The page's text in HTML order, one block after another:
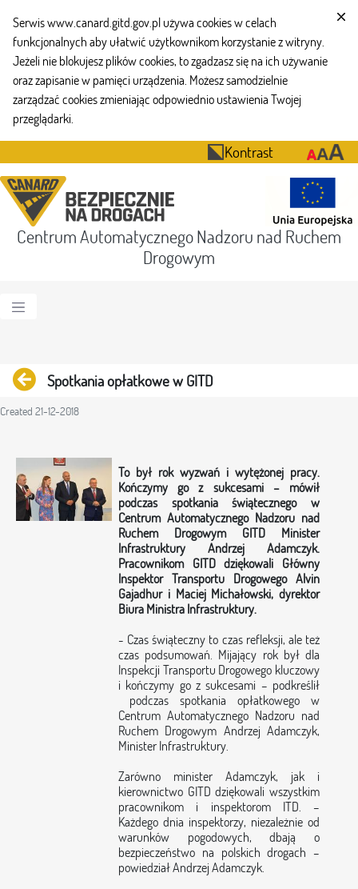
Serwis www.canard.gitd.gov.pl używa cookies w celach
funkcjonalnych aby ułatwić użytkownikom korzystanie z witryny.
Jeżeli nie blokujesz plików cookies, to zgadzasz się na ich używanie
oraz zapisanie w pamięci urządzenia. Możesz samodzielnie
zarządzać cookies zmieniając odpowiednio ustawienia Twojej
przeglądarki.
Kontrast
Centrum Automatycznego Nadzoru nad Ruchem
Drogowym
BackSpotkania opłatkowe w GITD
Created 21-12-2018
To był rok wyzwań i wytężonej pracy.
Kończymy go z sukcesami – mówił
podczas spotkania świątecznego w
Centrum Automatycznego Nadzoru nad
Ruchem Drogowym GITD Minister
Infrastruktury Andrzej Adamczyk.
Pracownikom GITD dziękowali Główny
Inspektor Transportu Drogowego Alvin
Gajadhur i Maciej Michałowski, dyrektor
Biura Ministra Infrastruktury.
- Czas świąteczny to czas refleksji, ale też
czas podsumowań. Mijający rok był dla
Inspekcji Transportu Drogowego kluczowy
i kończymy go z sukcesami – podkreślił
podczas spotkania opłatkowego w
Centrum Automatycznego Nadzoru nad
Ruchem Drogowym Andrzej Adamczyk,
Minister Infrastruktury.
Zarówno minister Adamczyk, jak i
kierownictwo GITD dziękowali wszystkim
pracownikom i inspektorom ITD. –
Każdego dnia inspektorzy, niezależnie od
warunków pogodowych, dbają o
bezpieczeństwo na polskich drogach –
powiedział Andrzej Adamczyk.